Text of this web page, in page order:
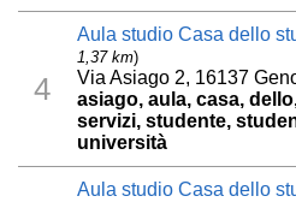
4
Aula studio Casa dello
1,37 km)
Via Asiago 2, 16137
asiago, aula, casa,
servizi, studente,
università
Aula studio Casa dello